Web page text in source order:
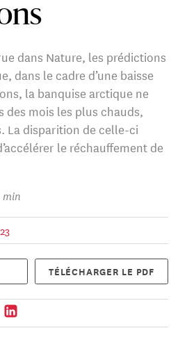
dans Nature, les prédictions
dans le cadre d’une baisse
la banquise arctique ne
mois les plus chauds,
La disparition de celle-ci
le réchauffement de
min
TÉLÉCHARGER LE PDF